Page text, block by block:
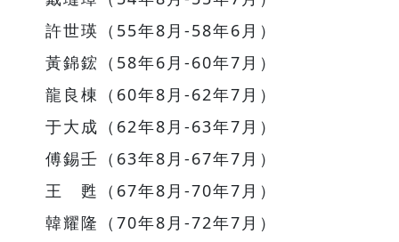
許世瑛（55年8月-58年6月）
黃錦鋐（58年6月-60年7月）
龍良棟（60年8月-62年7月）
于大成（62年8月-63年7月）
傅錫壬（63年8月-67年7月）
王 甦（67年8月-70年7月）
韓耀隆（70年8月-72年7月）